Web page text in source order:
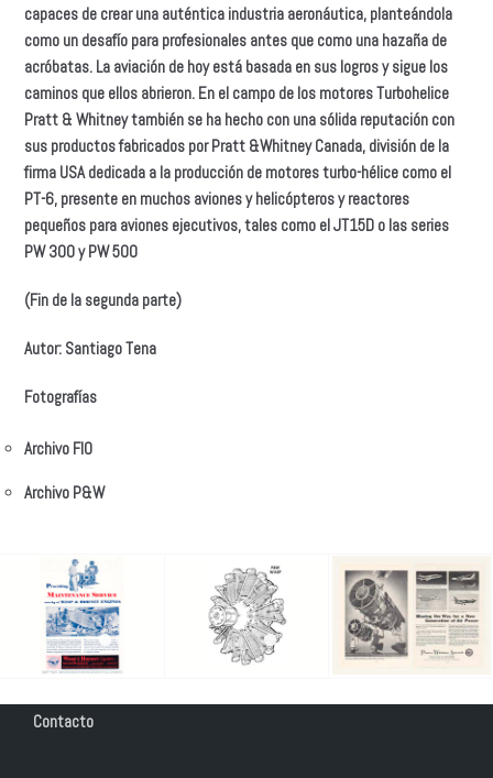
capaces de crear una auténtica industria aeronáutica, planteándola
como un desafío para profesionales antes que como una hazaña de
acróbatas. La aviación de hoy está basada en sus logros y sigue los
caminos que ellos abrieron. En el campo de los motores Turbohelice
Pratt & Whitney también se ha hecho con una sólida reputación con
sus productos fabricados por Pratt &Whitney Canada, división de la
firma USA dedicada a la producción de motores turbo-hélice como el
PT-6, presente en muchos aviones y helicópteros y reactores
pequeños para aviones ejecutivos, tales como el JT15D o las series
PW 300 y PW 500
(Fin de la segunda parte)
Autor: Santiago Tena
Fotografías
Archivo FIO
Archivo P&W
Contacto